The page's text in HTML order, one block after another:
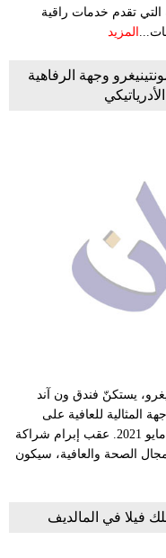
تقدم خدمات راقية
المزيد
وجهة الرفاهية
يستكنّ فندق ون آند
المثالية للعافية على
الساحل الأدرياتيكي بعد أن فتح أبوابه في 1 مايو 2021. عقب إبرام شراكة
الصحة والعافية، سيكون
فيلا في المالديف